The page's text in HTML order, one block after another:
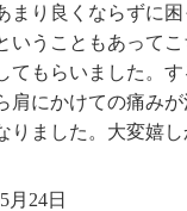
まり良くならずに困
いうこともあって
てもらいました。す
肩にかけての痛み
りました。大変嬉し
24日